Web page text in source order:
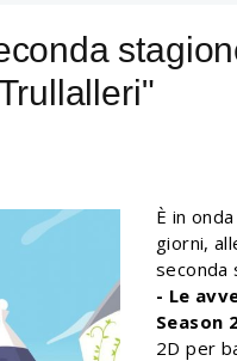
È in
giorni,
seconda
- Le
Season
2D per